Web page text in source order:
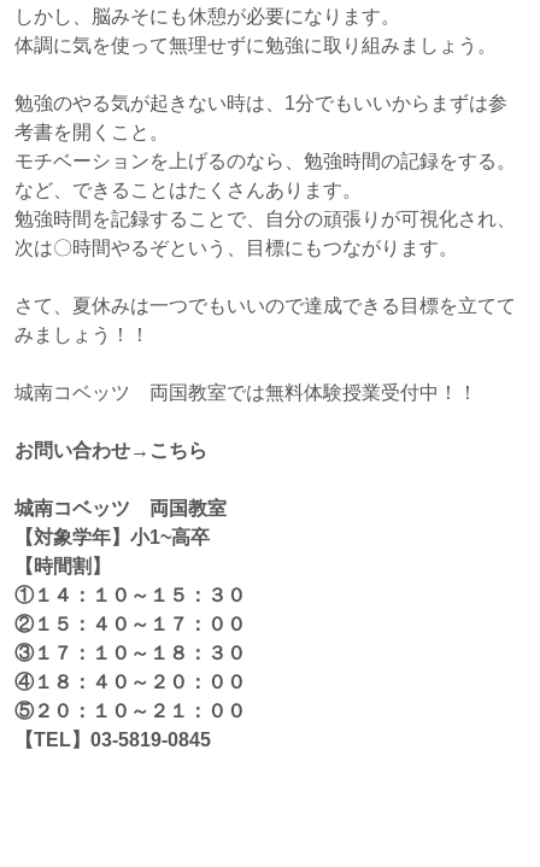
しかし、脳みそにも休憩が必要になります。
体調に気を使って無理せずに勉強に取り組みましょう。
勉強のやる気が起きない時は、1分でもいいからまずは参
考書を開くこと。
モチベーションを上げるのなら、勉強時間の記録をする。
など、できることはたくさんあります。
勉強時間を記録することで、自分の頑張りが可視化され、
次は〇時間やるぞという、目標にもつながります。
さて、夏休みは一つでもいいので達成できる目標を立てて
みましょう！！
城南コベッツ 両国教室では無料体験授業受付中！！
お問い合わせ→こちら
城南コベッツ 両国教室
【対象学年】小1~高卒
【時間割】
①１４：１０～１５：３０
②１５：４０～１７：００
③１７：１０～１８：３０
④１８：４０～２０：００
⑤２０：１０～２１：００
【TEL】03-5819-0845